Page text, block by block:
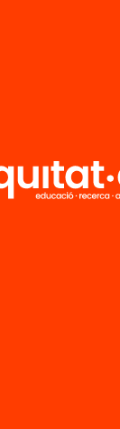
i cultura
ja han triat
i projectes
a Catalunya.